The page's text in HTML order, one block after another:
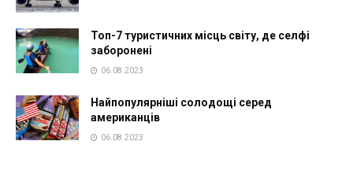
Топ-7 туристичних місць світу, де селфі
заборонені
06.08.2023
Найпопулярніші солодощі серед
американців
06.08.2023